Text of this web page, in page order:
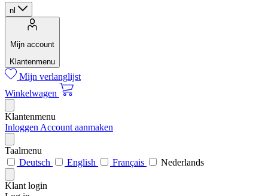
nl
Mijn account
Klantenmenu
Mijn verlanglijst
Winkelwagen
Klantenmenu
Inloggen Account aanmaken
Taalmenu
Deutsch
English Français Nederlands
Klant login